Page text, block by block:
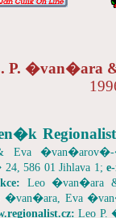
P. �van�ara
Eva
586 01 Jihlava 1;
Leo �van�ara
�van�ara, Eva
Leo P.